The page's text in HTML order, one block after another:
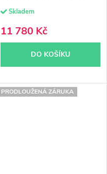
Skladem
11 780 Kč
DO KOŠÍKU
PRODLOUŽENÁ ZÁRUKA